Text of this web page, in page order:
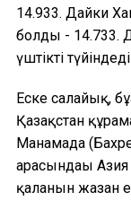
14.933. Дайки
болды - 14.733.
үштікті
Еске салайық,
Қазақстан
Манамада
арасындағы
қалғанын жазған